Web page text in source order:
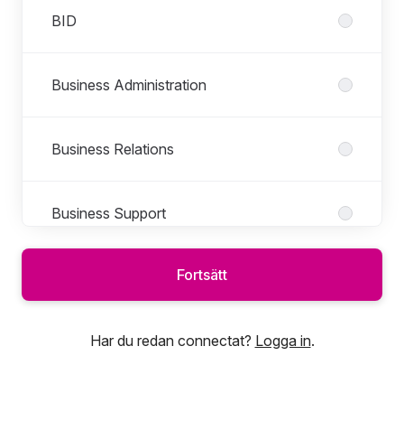
BID
Business Administration
Business Relations
Business Support
Customer Experience
Datacenter
Fortsätt
Har du redan connectat? Logga in.